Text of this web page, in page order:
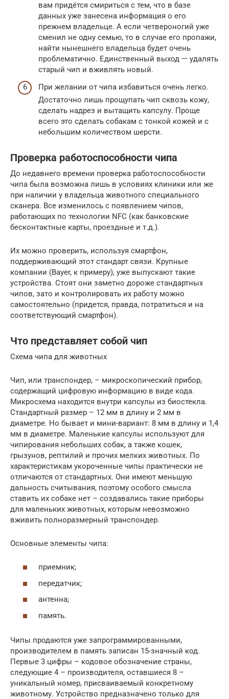
вам придётся смириться с тем, что в базе
данных уже занесена информация о его
прежнем владельце. А если четвероногий уже
сменил не одну семью, то в случае его пропажи,
найти нынешнего владельца будет очень
проблематично. Единственный выход — удалять
старый чип и вживлять новый.
При желании от чипа избавиться очень легко.
Достаточно лишь прощупать чип сквозь кожу,
сделать надрез и вытащить капсулу. Проще
всего это сделать собакам с тонкой кожей и с
небольшим количеством шерсти.
Проверка работоспособности чипа
До недавнего времени проверка работоспособности
чипа была возможна лишь в условиях клиники или же
при наличии у владельца животного специального
сканера. Все изменилось с появлением чипов,
работающих по технологии NFC (как банковские
бесконтактные карты, проездные и т.д.).
Их можно проверить, используя смартфон,
поддерживающий этот стандарт связи. Крупные
компании (Bayer, к примеру), уже выпускают такие
устройства. Стоят они заметно дороже стандартных
чипов, зато и контролировать их работу можно
самостоятельно (придется, правда, потратиться и на
соответствующий смартфон).
Что представляет собой чип
Схема чипа для животных
Чип, или транспондер, – микроскопический прибор,
содержащий цифровую информацию в виде кода.
Микросхема находится внутри капсулы из биостекла.
Стандартный размер – 12 мм в длину и 2 мм в
диаметре. Но бывает и мини-вариант: 8 мм в длину и 1,4
мм в диаметре. Маленькие капсулы используют для
чипирования небольших собак, а также кошек,
грызунов, рептилий и прочих мелких животных. По
характеристикам укороченные чипы практически не
отличаются от стандартных. Они имеют меньшую
дальность считывания, поэтому особого смысла
ставить их собаке нет – создавались такие приборы
для маленьких животных, которым невозможно
вживить полноразмерный транспондер.
Основные элементы чипа:
приемник;
передатчик;
антенна;
память.
Чипы продаются уже запрограммированными,
производителем в память записан 15-значный код.
Первые 3 цифры – кодовое обозначение страны,
следующие 4 – производителя, оставшиеся 8 –
уникальный номер, присваиваемый конкретному
животному. Устройство предназначено только для